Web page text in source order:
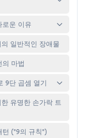
로운 이유
일반적인 장애물
의 마법
9단 곱셈 열기
유명한 손가락 트
턴 ("9의 규칙")